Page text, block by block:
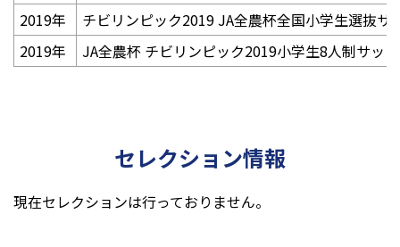
2019年
チビリンピック2019 JA全農杯全国小学生選抜サ
2019年
JA全農杯 チビリンピック2019小学生8人制サッ
セレクション情報
現在セレクションは行っておりません。